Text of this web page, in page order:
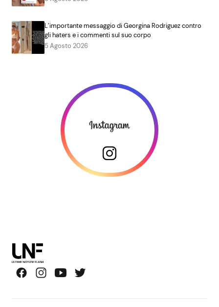
L’importante messaggio di Georgina Rodriguez contro
gli haters e i commenti sul suo corpo
5 Agosto 2026